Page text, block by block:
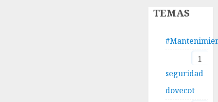
TEMAS
1
seguridad
dovecot